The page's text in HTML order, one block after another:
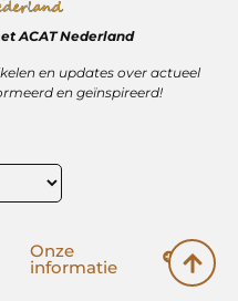
ACAT Nederland
en updates over actueel
en geïnspireerd!
Onze
informatie